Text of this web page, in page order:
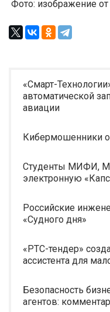
Фото: изображение
«Смарт-
автоматической
авиации
Кибермошенники
Студенты МИФИ,
электронную
Российские
«Судного дня»
«РТС-тендер»
ассистента для
Безопасность
агентов: